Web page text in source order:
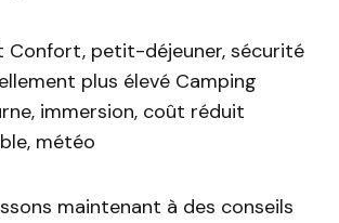
Confort, petit-déjeuner, sécurité
plus élevé Camping
immersion, coût réduit
météo
maintenant à des conseils